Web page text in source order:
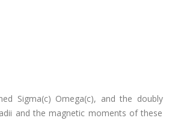
Sigma(c) Omega(c), and the doubly
and the magnetic moments of these